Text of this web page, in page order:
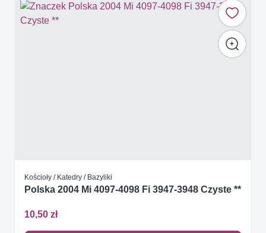
Kościoły / Katedry / Bazyliki
Polska 2004 Mi 4097-4098 Fi 3947-3948 Czyste **
10,50 zł